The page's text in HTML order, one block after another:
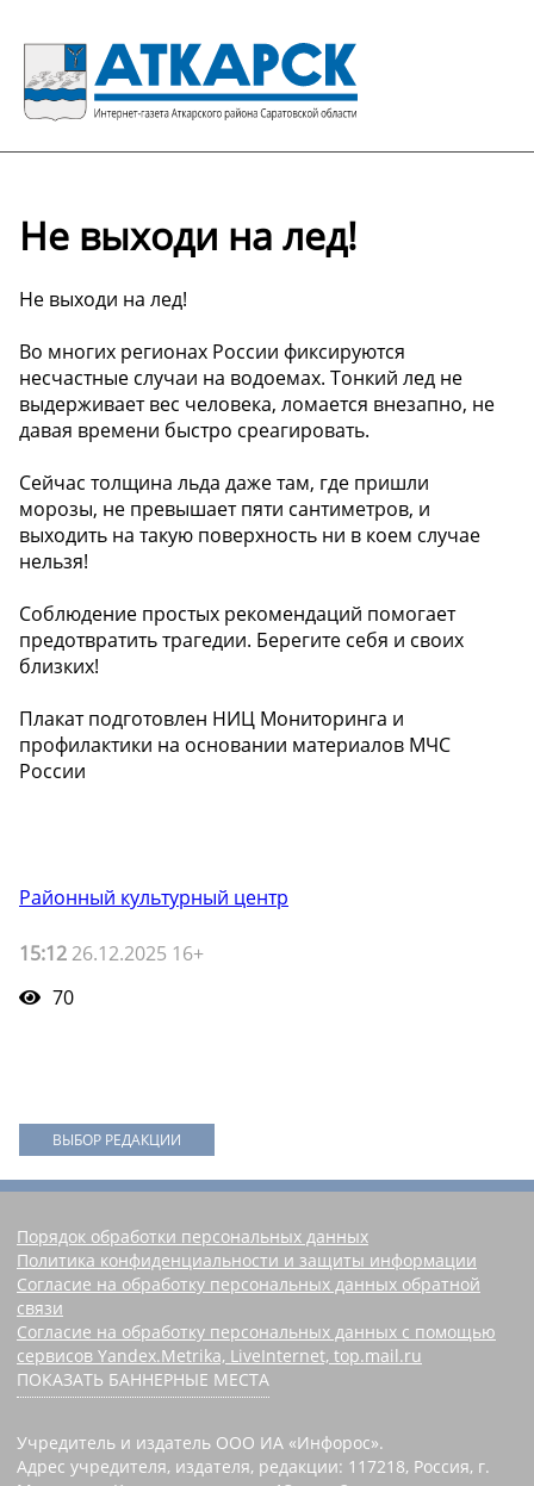
Не выходи на лед!
Не выходи на лед!
Во многих регионах России фиксируются
несчастные случаи на водоемах. Тонкий лед не
выдерживает вес человека, ломается внезапно, не
давая времени быстро среагировать.
Сейчас толщина льда даже там, где пришли
морозы, не превышает пяти сантиметров, и
выходить на такую поверхность ни в коем случае
нельзя!
Соблюдение простых рекомендаций помогает
предотвратить трагедии. Берегите себя и своих
близких!
Плакат подготовлен НИЦ Мониторинга и
профилактики на основании материалов МЧС
России
Районный культурный центр
15:12 26.12.2025 16+
70
ВЫБОР РЕДАКЦИИ
Порядок обработки персональных данных
Политика конфиденциальности и защиты информации
Согласие на обработку персональных данных обратной
связи
Согласие на обработку персональных данных с помощью
сервисов Yandex.Metrika, LiveInternet, top.mail.ru
ПОКАЗАТЬ БАННЕРНЫЕ МЕСТА
Учредитель и издатель ООО ИА «Инфорос».
Адрес учредителя, издателя, редакции: 117218, Россия, г.